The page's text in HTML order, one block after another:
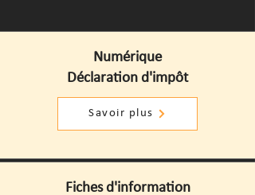
Numérique
Déclaration d'impôt
Savoir plus
Fiches d'information